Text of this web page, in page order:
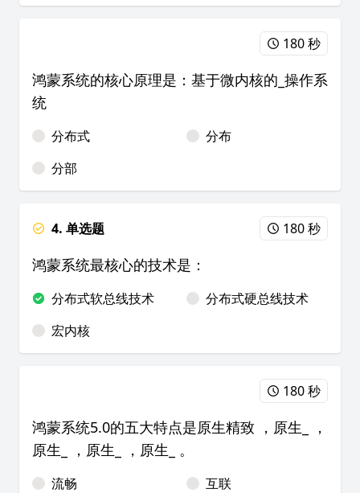
180 秒
鸿蒙系统的核心原理是：基于微内核的_操作系
统
分布式
分布
分部
4. 单选题 180 秒
鸿蒙系统最核心的技术是：
分布式软总线技术
分布式硬总线技术
宏内核
180 秒
鸿蒙系统5.0的五大特点是原生精致 ，原生_ ，
原生_ ，原生_ ，原生_ 。
流畅
互联